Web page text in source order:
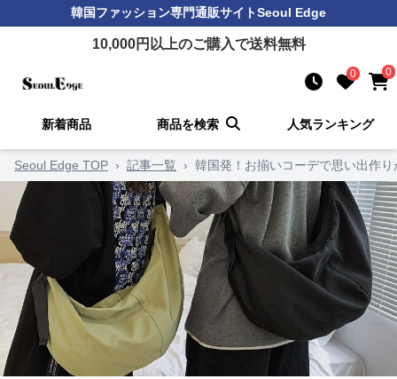
韓国ファッション専門通販サイトSeoul Edge
10,000円以上のご購入で送料無料
0 0
新着商品 商品を検索 人気ランキング
Seoul Edge TOP › 記事一覧 › 韓国発！お揃いコーデで思い出作